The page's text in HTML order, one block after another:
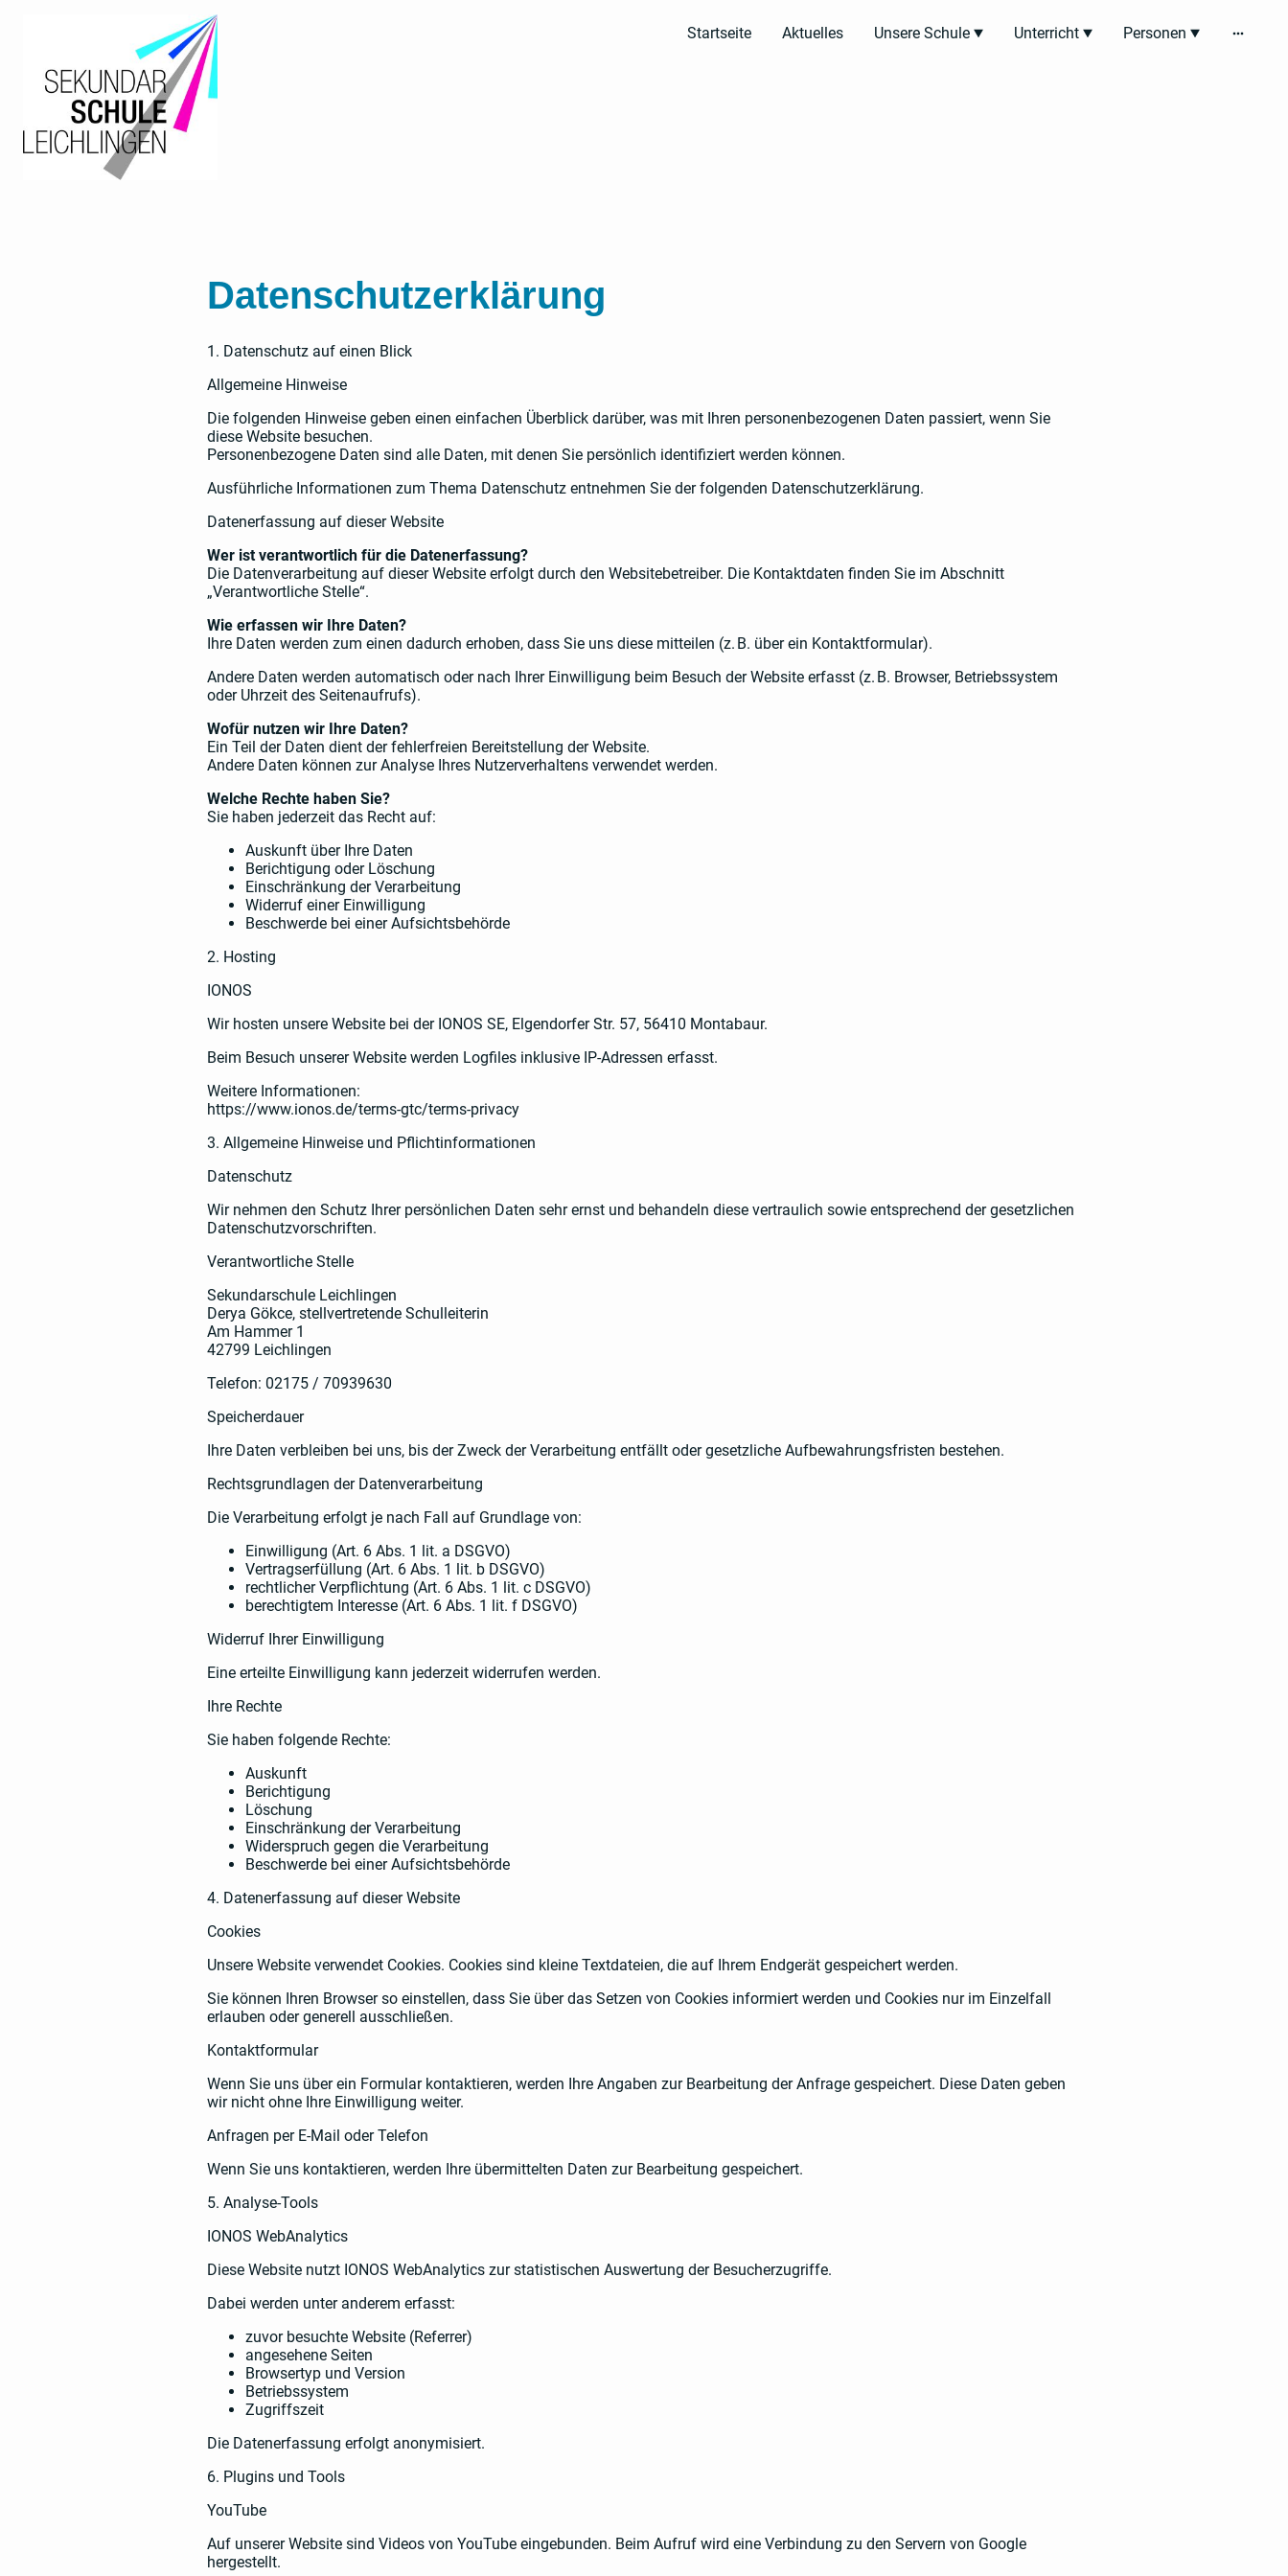
Startseite Aktuelles Unsere Schule Unterricht Personen
Datenschutzerklärung
1. Datenschutz auf einen Blick
Allgemeine Hinweise
Die folgenden Hinweise geben einen einfachen Überblick darüber, was mit Ihren personenbezogenen Daten passiert, wenn Sie
diese Website besuchen.
Personenbezogene Daten sind alle Daten, mit denen Sie persönlich identifiziert werden können.
Ausführliche Informationen zum Thema Datenschutz entnehmen Sie der folgenden Datenschutzerklärung.
Datenerfassung auf dieser Website
Wer ist verantwortlich für die Datenerfassung?
Die Datenverarbeitung auf dieser Website erfolgt durch den Websitebetreiber. Die Kontaktdaten finden Sie im Abschnitt
„Verantwortliche Stelle“.
Wie erfassen wir Ihre Daten?
Ihre Daten werden zum einen dadurch erhoben, dass Sie uns diese mitteilen (z. B. über ein Kontaktformular).
Andere Daten werden automatisch oder nach Ihrer Einwilligung beim Besuch der Website erfasst (z. B. Browser, Betriebssystem
oder Uhrzeit des Seitenaufrufs).
Wofür nutzen wir Ihre Daten?
Ein Teil der Daten dient der fehlerfreien Bereitstellung der Website.
Andere Daten können zur Analyse Ihres Nutzerverhaltens verwendet werden.
Welche Rechte haben Sie?
Sie haben jederzeit das Recht auf:
Auskunft über Ihre Daten
Berichtigung oder Löschung
Einschränkung der Verarbeitung
Widerruf einer Einwilligung
Beschwerde bei einer Aufsichtsbehörde
2. Hosting
IONOS
Wir hosten unsere Website bei der IONOS SE, Elgendorfer Str. 57, 56410 Montabaur.
Beim Besuch unserer Website werden Logfiles inklusive IP-Adressen erfasst.
Weitere Informationen:
https://www.ionos.de/terms-gtc/terms-privacy
3. Allgemeine Hinweise und Pflichtinformationen
Datenschutz
Wir nehmen den Schutz Ihrer persönlichen Daten sehr ernst und behandeln diese vertraulich sowie entsprechend der gesetzlichen
Datenschutzvorschriften.
Verantwortliche Stelle
Sekundarschule Leichlingen
Derya Gökce, stellvertretende Schulleiterin
Am Hammer 1
42799 Leichlingen
Telefon: 02175 / 70939630
Speicherdauer
Ihre Daten verbleiben bei uns, bis der Zweck der Verarbeitung entfällt oder gesetzliche Aufbewahrungsfristen bestehen.
Rechtsgrundlagen der Datenverarbeitung
Die Verarbeitung erfolgt je nach Fall auf Grundlage von:
Einwilligung (Art. 6 Abs. 1 lit. a DSGVO)
Vertragserfüllung (Art. 6 Abs. 1 lit. b DSGVO)
rechtlicher Verpflichtung (Art. 6 Abs. 1 lit. c DSGVO)
berechtigtem Interesse (Art. 6 Abs. 1 lit. f DSGVO)
Widerruf Ihrer Einwilligung
Eine erteilte Einwilligung kann jederzeit widerrufen werden.
Ihre Rechte
Sie haben folgende Rechte:
Auskunft
Berichtigung
Löschung
Einschränkung der Verarbeitung
Widerspruch gegen die Verarbeitung
Beschwerde bei einer Aufsichtsbehörde
4. Datenerfassung auf dieser Website
Cookies
Unsere Website verwendet Cookies. Cookies sind kleine Textdateien, die auf Ihrem Endgerät gespeichert werden.
Sie können Ihren Browser so einstellen, dass Sie über das Setzen von Cookies informiert werden und Cookies nur im Einzelfall
erlauben oder generell ausschließen.
Kontaktformular
Wenn Sie uns über ein Formular kontaktieren, werden Ihre Angaben zur Bearbeitung der Anfrage gespeichert. Diese Daten geben
wir nicht ohne Ihre Einwilligung weiter.
Anfragen per E-Mail oder Telefon
Wenn Sie uns kontaktieren, werden Ihre übermittelten Daten zur Bearbeitung gespeichert.
5. Analyse-Tools
IONOS WebAnalytics
Diese Website nutzt IONOS WebAnalytics zur statistischen Auswertung der Besucherzugriffe.
Dabei werden unter anderem erfasst:
zuvor besuchte Website (Referrer)
angesehene Seiten
Browsertyp und Version
Betriebssystem
Zugriffszeit
Die Datenerfassung erfolgt anonymisiert.
6. Plugins und Tools
YouTube
Auf unserer Website sind Videos von YouTube eingebunden. Beim Aufruf wird eine Verbindung zu den Servern von Google
hergestellt.